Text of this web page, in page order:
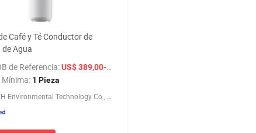
Café y Té Conductor de
Agua
de Referencia:US$ 389,00-399,00
1 Pieza